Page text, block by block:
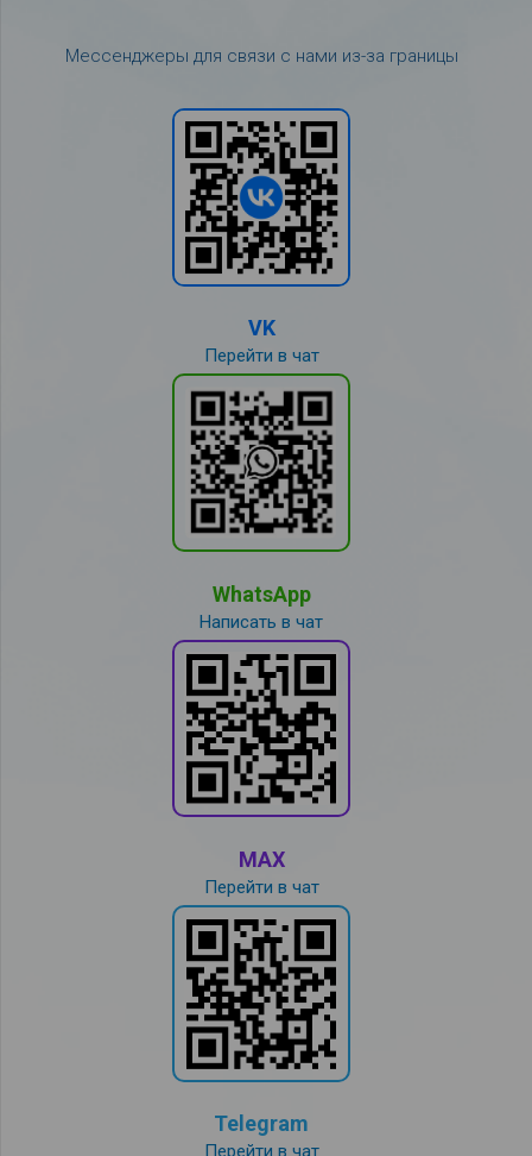
Мессенджеры для связи с нами из-за границы
VK
Перейти в чат
WhatsApp
Написать в чат
MAX
Перейти в чат
Telegram
Перейти в чат